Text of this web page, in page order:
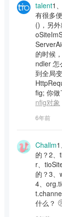
talent1
有很多
()，另
的时候
ndler 怎
到全局
fig; 你做
nfig对象
6年前
Challm
的？2
r、
的？3、
4、
什么？